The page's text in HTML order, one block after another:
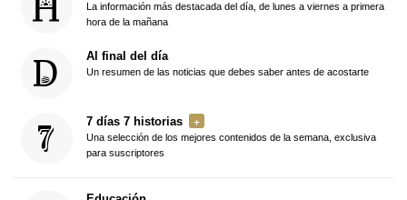
La información más destacada del día, de lunes a viernes a primera
hora de la mañana
Al final del día
Un resumen de las noticias que debes saber antes de acostarte
7 días 7 historias
Una selección de los mejores contenidos de la semana, exclusiva
para suscriptores